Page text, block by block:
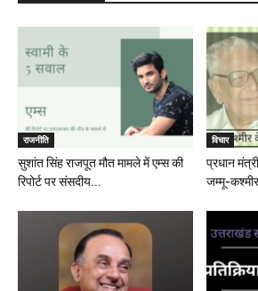
राजनीति
सुशांत सिंह राजपूत मौत मामले में एम्स की
रिपोर्ट पर संसदीय...
विचार
प्रधान
जम्मू-